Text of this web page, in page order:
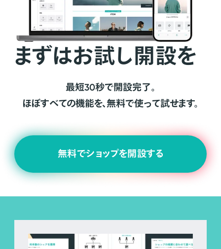
まずはお試し開設を
最短30秒で開設完了。
ほぼすべての機能を、無料で使って試せます。
無料でショップを開設する